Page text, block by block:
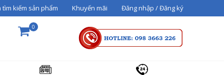
kiếm sản phẩm Khuyến mãi Đăng nhập / Đăng ký
0
THÀNH TIỀN